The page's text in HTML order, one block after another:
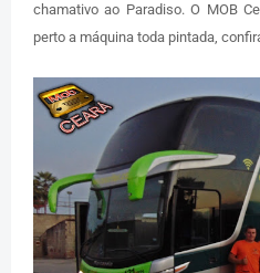
chamativo ao Paradiso. O MOB
perto a máquina toda pintada,